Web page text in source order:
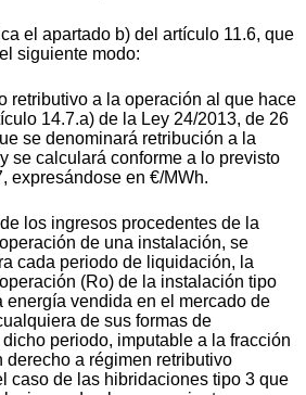
el apartado b) del artículo 11.6, que
siguiente modo:
a la operación al que hace
14.7.a) de la Ley 24/2013, de 26
se denominará retribución a la
se calculará conforme a lo previsto
expresándose en €/MWh.
los ingresos procedentes de la
de una instalación, se
cada periodo de liquidación, la
(Ro) de la instalación tipo
energía vendida en el mercado de
de sus formas de
periodo, imputable a la fracción
derecho a régimen retributivo
caso de las hibridaciones tipo 3 que